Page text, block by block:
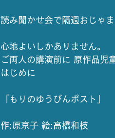
読み聞かせ会で隔週おじゃ
心地よいしかありません。
ご両人の講演前に 原作品児
はじめに
「もりのゆうびんポスト」
作:原京子 絵:高橋和枝